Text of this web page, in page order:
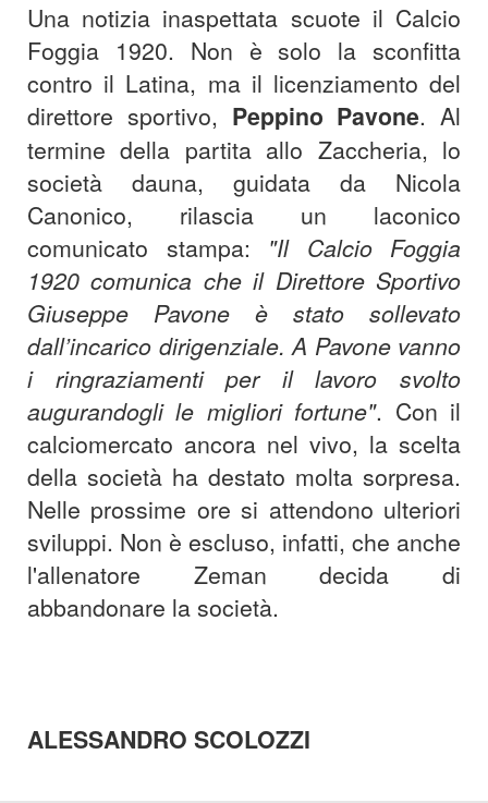
Una notizia inaspettata scuote il Calcio
Foggia 1920. Non è solo la sconfitta
contro il Latina, ma il licenziamento del
direttore sportivo, Peppino Pavone. Al
termine della partita allo Zaccheria, lo
società dauna, guidata da Nicola
Canonico, rilascia un laconico
comunicato stampa: "Il Calcio Foggia
1920 comunica che il Direttore Sportivo
Giuseppe Pavone è stato sollevato
dall’incarico dirigenziale. A Pavone vanno
i ringraziamenti per il lavoro svolto
augurandogli le migliori fortune". Con il
calciomercato ancora nel vivo, la scelta
della società ha destato molta sorpresa.
Nelle prossime ore si attendono ulteriori
sviluppi. Non è escluso, infatti, che anche
l'allenatore Zeman decida di
abbandonare la società.
ALESSANDRO SCOLOZZI